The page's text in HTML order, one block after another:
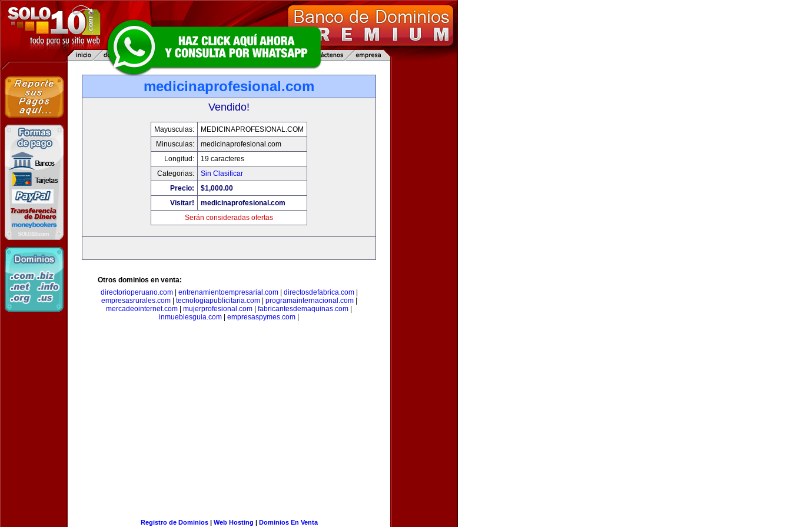
medicinaprofesional.com
Vendido!
Mayusculas:
MEDICINAPROFESIONAL.COM
Minusculas:
medicinaprofesional.com
Longitud:
19 caracteres
Categorias:
Sin Clasificar
Precio:
$1,000.00
Visitar!
medicinaprofesional.com
Serán consideradas ofertas
Otros dominios en venta:
directorioperuano.com| entrenamientoempresarial.com| directosdefabrica.com|
empresasrurales.com| tecnologiapublicitaria.com| programainternacional.com|
mercadeointernet.com
mujerprofesional.com fabricantesdemaquinas.com
inmueblesguia.com
empresaspymes.com
Registro de Dominios| Web Hosting | Dominios En Venta